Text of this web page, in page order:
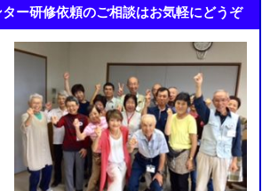
ー研修依頼のご相談はお気軽にどうぞ